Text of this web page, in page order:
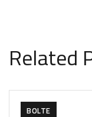
Related
BOLTE